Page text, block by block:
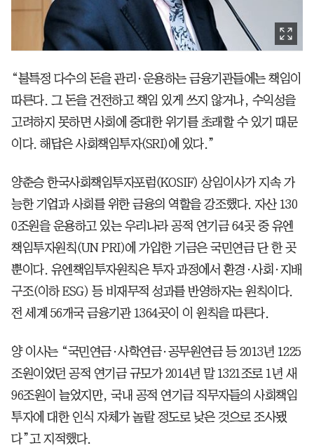
“불특정 다수의 돈을 관리·운용하는 금융기관들에는 책임이
따른다. 그 돈을 건전하고 책임 있게 쓰지 않거나, 수익성을
고려하지 못하면 사회에 중대한 위기를 초래할 수 있기 때문
이다. 해답은 사회책임투자(SRI)에 있다.”
양춘승한국사회책임투자포럼(KOSIF) 상임이사가 지속 가
능한 기업과 사회를 위한 금융의 역할을 강조했다. 자산 130
0조원을 운용하고 있는 우리나라 공적 연기금 64곳 중 유엔
책임투자원칙(UN PRI)에 가입한 기금은 국민연금 단 한 곳
뿐이다. 유엔책임투자원칙은 투자 과정에서 환경·사회·지배
구조(이하 ESG) 등 비재무적 성과를 반영하자는 원칙이다.
전 세계 56개국 금융기관 1364곳이 이 원칙을 따른다.
양 이사는 “국민연금·사학연금·공무원연금 등 2013년 1225
조원이었던 공적 연기금 규모가 2014년 말 1321조로 1년 새
96조원이 늘었지만, 국내 공적 연기금 직무자들의 사회책임
투자에 대한 인식 자체가 놀랄 정도로 낮은 것으로 조사됐
다”고 지적했다.